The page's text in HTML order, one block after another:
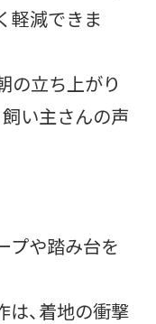
軽減できま
の立ち上がり
い主さんの声
プや踏み台を
、着地の衝撃